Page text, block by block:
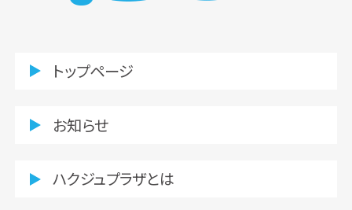
トップページ
お知らせ
ハクジュプラザとは